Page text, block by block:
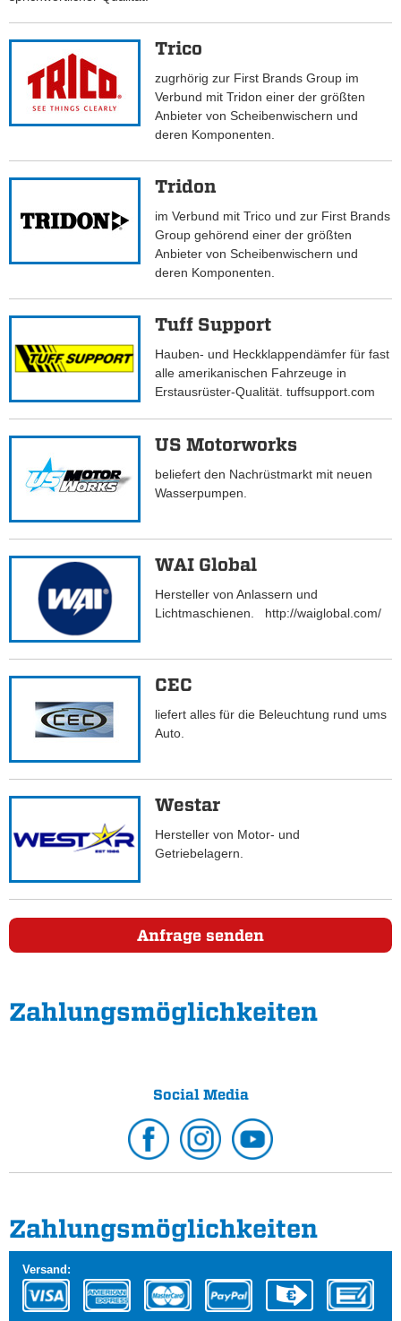
Trico
zugrhörig zur First Brands Group im
Verbund mit Tridon einer der größten
Anbieter von Scheibenwischern und
deren Komponenten.
Tridon
im Verbund mit Trico und zur First Brands
Group gehörend einer der größten
Anbieter von Scheibenwischern und
deren Komponenten.
Tuff Support
Hauben- und Heckklappendämfer für fast
alle amerikanischen Fahrzeuge in
Erstausrüster-Qualität. tuffsupport.com
US Motorworks
beliefert den Nachrüstmarkt mit neuen
Wasserpumpen.
WAI Global
Hersteller von Anlassern und
Lichtmaschienen. http://waiglobal.com/
CEC
liefert alles für die Beleuchtung rund ums
Auto.
Westar
Hersteller von Motor- und
Getriebelagern.
Anfrage senden
Zahlungs­möglichkeiten
Social Media
Zahlungs­möglichkeiten
Versand: